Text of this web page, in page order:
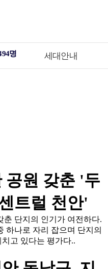
내 세대안내
명
공원 갖춘 '두
트럴 천안'
춘 단지의 인기가 여전하다.
하나로 자리 잡으며 단지의
고 있다는 평가다..